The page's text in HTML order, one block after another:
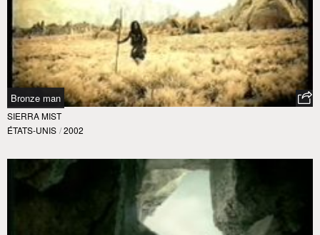
Bronze man
SIERRA MIST
ÉTATS-UNIS / 2002